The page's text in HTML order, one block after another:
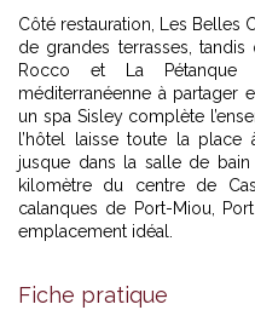
Côté restauration, Les Belles
de grandes terrasses,
Rocco et La Pétanque
méditerranéenne à partager
un spa Sisley complète
l’hôtel laisse toute la place
jusque dans la salle de
kilomètre du centre de
calanques de Port-Miou,
emplacement idéal.
Fiche pratique